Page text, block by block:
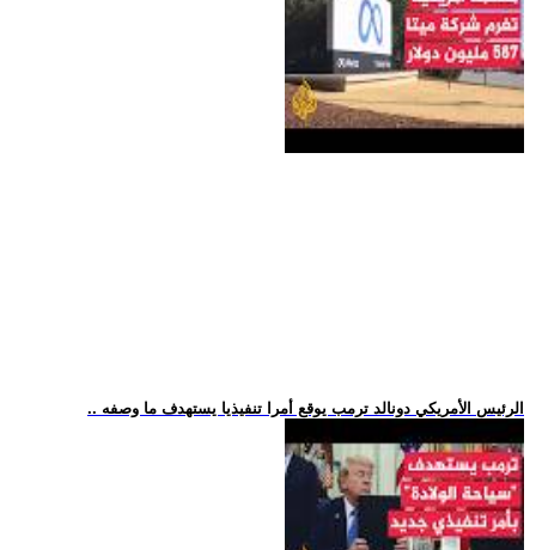
.. الرئيس الأمريكي دونالد ترمب يوقع أمرا تنفيذيا يستهدف ما وصفه